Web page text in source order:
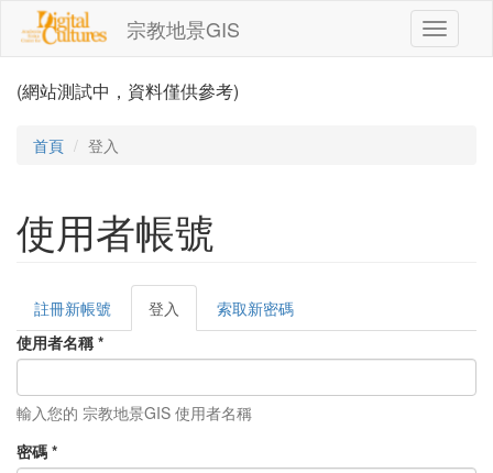
移至主內容
宗教地景GIS
Toggle
(網站測試中，資料僅供參考)
首頁 登入
使用者帳號
主要索引標籤
註冊新帳號 登入
籤)
索取新密碼
使用者名稱 *
輸入您的 宗教地景GIS 使用者名稱
密碼 *